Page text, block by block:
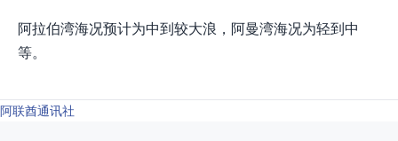
阿拉伯湾海况预计为中到较大浪，阿曼湾海况为轻到中
等。
阿联酋通讯社